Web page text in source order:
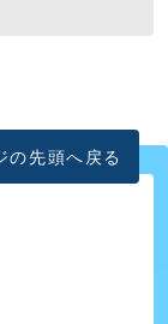
の先頭へ戻る